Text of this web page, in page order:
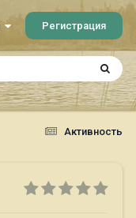
Регистрация
Активность